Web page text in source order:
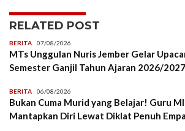
RELATED POST
BERITA 07/08/2026
MTs Unggulan Nuris Jember Gelar
Semester Ganjil Tahun Ajaran 2026/2027
BERITA 06/08/2026
Bukan Cuma Murid yang Belajar! Guru
Mantapkan Diri Lewat Diklat Penuh